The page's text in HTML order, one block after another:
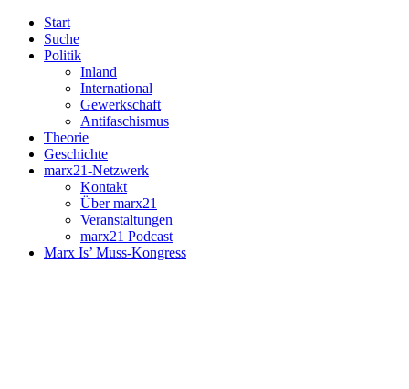
Start
Suche
Politik
Inland
International
Gewerkschaft
Antifaschismus
Theorie
Geschichte
marx21-Netzwerk
Kontakt
Über marx21
Veranstaltungen
marx21 Podcast
Marx Is’ Muss-Kongress